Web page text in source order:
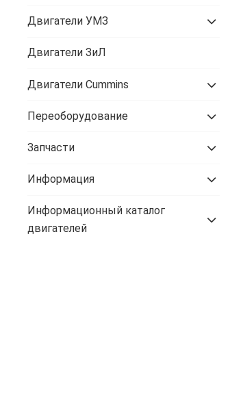
Двигатели УМЗ
Двигатели ЗиЛ
Двигатели Cummins
Переоборудование
Запчасти
Информация
Информационный каталог
двигателей